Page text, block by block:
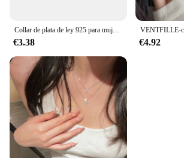
Collar de plata de ley 925 para mujer, colgante con letras y números, Gargantilla personalizada, regalo de cumpleaños, joyería fina
€3.38 €4.92